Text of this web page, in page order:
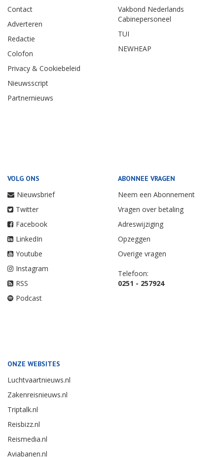
Contact
Adverteren
Redactie
Colofon
Privacy & Cookiebeleid
Nieuwsscript
Partnernieuws
Vakbond Nederlands
Cabinepersoneel
TUI
NEWHEAP
VOLG ONS
Nieuwsbrief
Twitter
Facebook
LinkedIn
Youtube
Instagram
RSS
Podcast
ABONNEE VRAGEN
Neem een Abonnement
Vragen over betaling
Adreswijziging
Opzeggen
Overige vragen
Telefoon:
0251 - 257924
ONZE WEBSITES
Luchtvaartnieuws.nl
Zakenreisnieuws.nl
Triptalk.nl
Reisbizz.nl
Reismedia.nl
Aviabanen.nl